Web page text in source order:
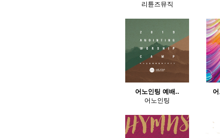
리튠즈뮤직
어노인팅 예배..
어노인팅